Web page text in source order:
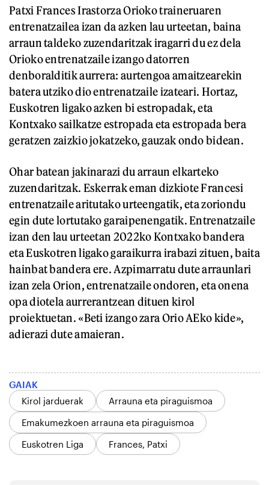
Patxi Frances Irastorza Orioko traineruaren
entrenatzailea izan da azken lau urteetan, baina
arraun taldeko zuzendaritzak iragarri du ez dela
Orioko entrenatzaile izango datorren
denboralditik aurrera: aurtengoa amaitzearekin
batera utziko dio entrenatzaile izateari. Hortaz,
Euskotren ligako azken bi estropadak, eta
Kontxako sailkatze estropada eta estropada bera
geratzen zaizkio jokatzeko, gauzak ondo bidean.
Ohar batean jakinarazi du arraun elkarteko
zuzendaritzak. Eskerrak eman dizkiote Francesi
entrenatzaile aritutako urteengatik, eta zoriondu
egin dute lortutako garaipenengatik. Entrenatzaile
izan den lau urteetan 2022ko Kontxako bandera
eta Euskotren ligako garaikurra irabazi zituen, baita
hainbat bandera ere. Azpimarratu dute arraunlari
izan zela Orion, entrenatzaile ondoren, eta onena
opa diotela aurrerantzean dituen kirol
proiektuetan. «Beti izango zara Orio AEko kide»,
adierazi dute amaieran.
GAIAK
Kirol jarduerak
Arrauna eta piraguismoa
Emakumezkoen arrauna eta piraguismoa
Euskotren Liga
Frances, Patxi